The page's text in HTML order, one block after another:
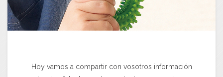
Hoy vamos a compartir con vosotros información